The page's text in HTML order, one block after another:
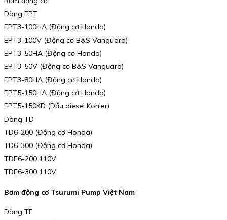
Dòng EPT
EPT3-100HA (Động cơ Honda)
EPT3-100V (Động cơ B&S Vanguard)
EPT3-50HA (Động cơ Honda)
EPT3-50V (Động cơ B&S Vanguard)
EPT3-80HA (Động cơ Honda)
EPT5-150HA (Động cơ Honda)
EPT5-150KD (Dầu diesel Kohler)
Dòng TD
TD6-200 (Động cơ Honda)
TD6-300 (Động cơ Honda)
TDE6-200 110V
TDE6-300 110V
Bơm động cơ Tsurumi Pump Việt Nam
Dòng TE